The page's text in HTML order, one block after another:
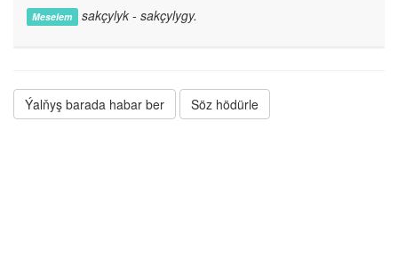
Meselem sakçylyk - sakçylygy.
Ýalňyş barada habar ber Söz hödürle